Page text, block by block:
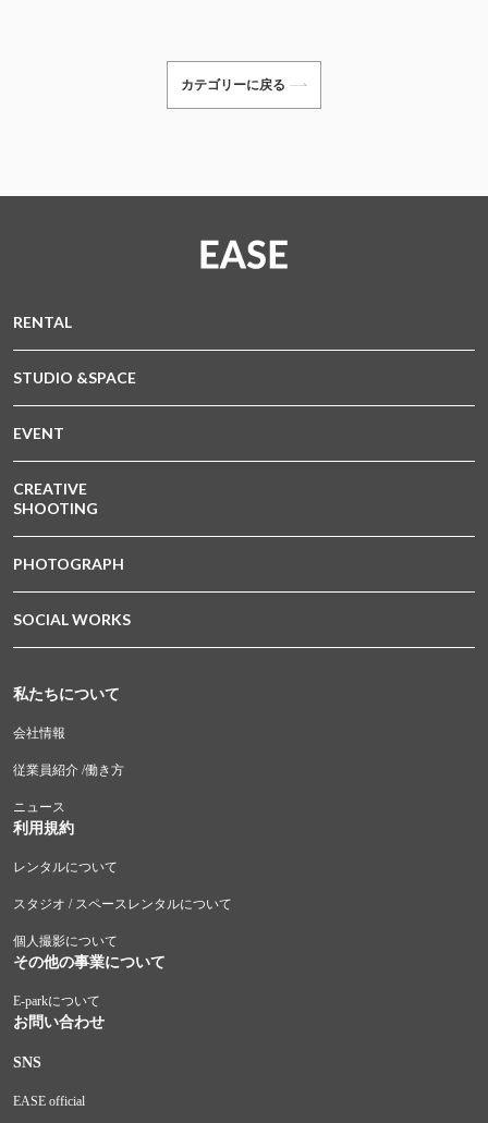
カテゴリーに戻る
RENTAL
STUDIO &SPACE
EVENT
CREATIVE
SHOOTING
PHOTOGRAPH
SOCIAL WORKS
私たちについて
会社情報
従業員紹介 /働き方
ニュース
利用規約
レンタルについて
スタジオ / スペースレンタルについて
個人撮影について
その他の事業について
E-parkについて
お問い合わせ
SNS
EASE official